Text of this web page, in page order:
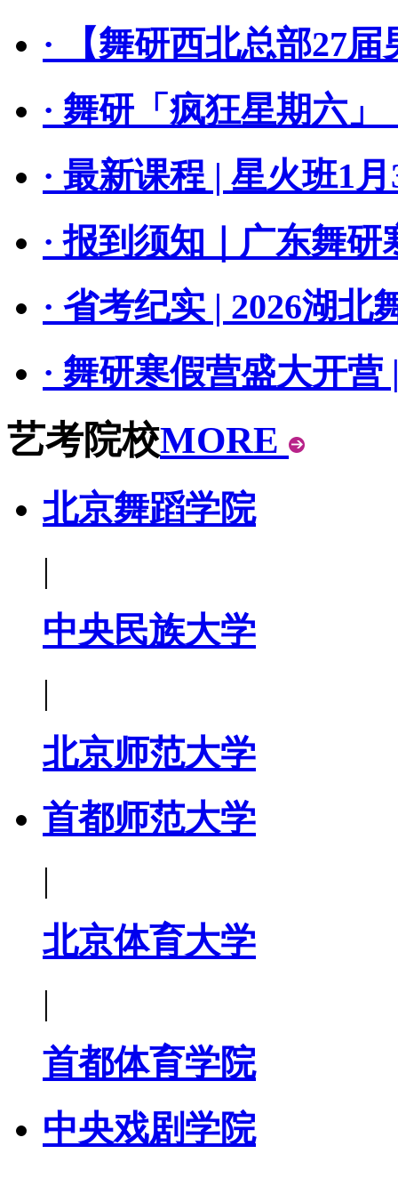
· 【舞研西北总部27
· 舞研「疯狂星期六
· 最新课程 | 星火班1
· 报到须知｜广东舞
· 省考纪实 | 2026湖北
· 舞研寒假营盛大开
艺考院校MORE
北京舞蹈学院
|
中央民族大学
|
北京师范大学
首都师范大学
|
北京体育大学
|
首都体育学院
中央戏剧学院